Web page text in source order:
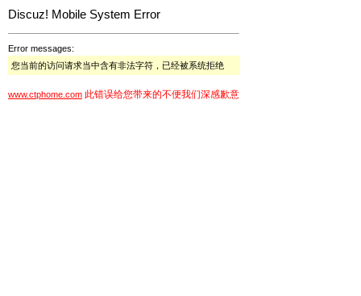
Discuz! Mobile System Error
Error messages:
您当前的访问请求当中含有非法字符，已经被系统拒绝
www.ctphome.com 此错误给您带来的不便我们深感歉意